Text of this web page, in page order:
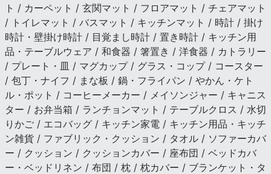
ト / カーペット / 玄関マット / フロアマット / チェアマット
/ トイレマット / バスマット / キッチンマット / 時計 / 掛け
時計・壁掛け時計 / 目覚まし時計 / 置き時計 / キッチン用
品・テーブルウェア / 和食器 / 箸置き / 洋食器 / カトラリー
/ プレート・皿 / マグカップ / グラス・コップ / コースター
/ 包丁・ナイフ / まな板 / 鍋・フライパン / やかん・ケト
ル・ポット / コーヒーメーカー / メイソンジャー / キャニス
ター / お弁当箱 / ランチョンマット / テーブルクロス / 水切
りかご / エコバッグ / キッチン家電 / キッチン用品・キッチ
ン雑貨 / ファブリック・クッション / タオル / ソファーカバ
ー / クッション / クッションカバー / 座布団 / ベッドカバ
ー・ベッドリネン / 布団 / 枕 / 枕カバー / ブランケット・タ